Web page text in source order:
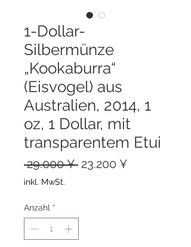
1-Dollar-
Silbermünze
„Kookaburra“
(Eisvogel) aus
Australien, 2014, 1
oz, 1 Dollar, mit
transparentem Etui
29.000 ¥ Standardpreis
23.200 ¥
inkl. MwSt.
Anzahl *